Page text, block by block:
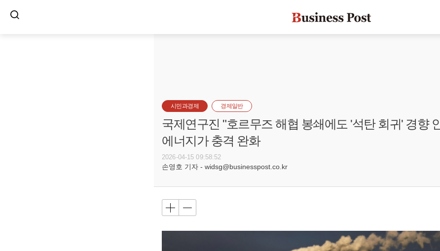
시민과경제 경제일반
국제연구진 "호르무즈 해협 봉쇄에도 '석탄 회귀' 경향
에너지가 충격 완화
2026-04-15 09:58:52
손영호 기자 - widsg@businesspost.co.kr